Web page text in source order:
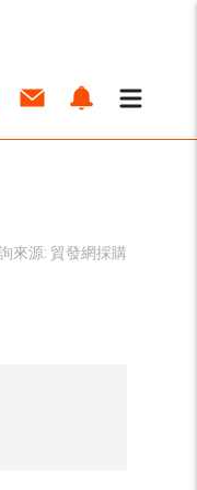
來源: 貿發網採購